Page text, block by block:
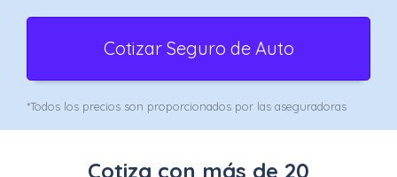
Cotizar
Seguro
para
Uber
Cotizar Seguro de Auto
*Todos los precios son proporcionados por las aseguradoras
Cotiza con más de 20